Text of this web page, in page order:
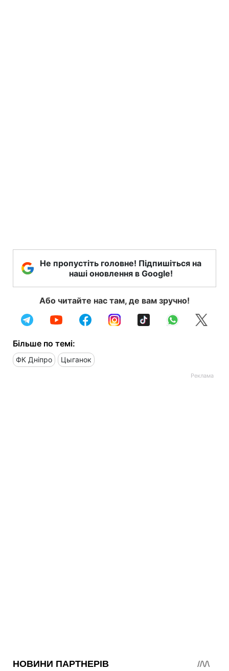
Не пропустіть головне! Підпишіться на
наші оновлення в Google!
Або читайте нас там, де вам зручно!
Більше по темі:
ФК Дніпро Цыганок